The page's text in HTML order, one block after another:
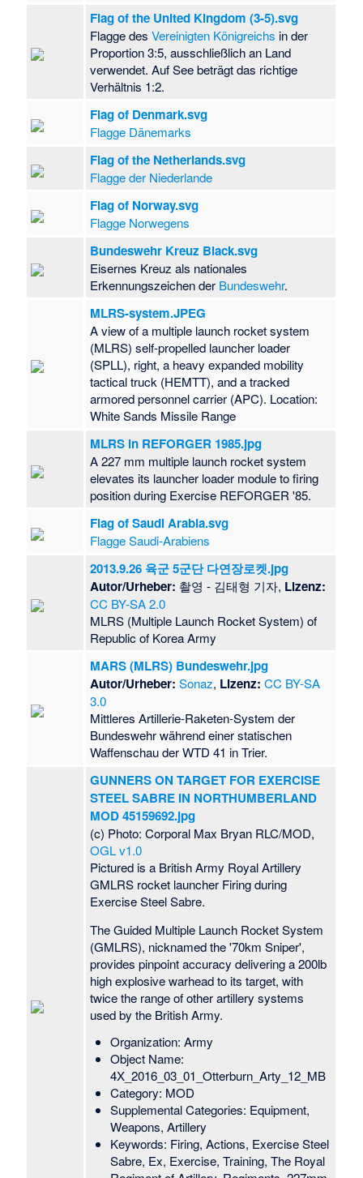
Flag of the United Kingdom (3-5).svg
Flagge desVereinigten Königreichs in der
Proportion 3:5, ausschließlich an Land
verwendet. Auf See beträgt das richtige
Verhältnis 1:2.
Flag of Denmark.svg
Flagge Dänemarks
Flag of the Netherlands.svg
Flagge der Niederlande
Flag of Norway.svg
Flagge Norwegens
Bundeswehr Kreuz Black.svg
Eisernes Kreuz als nationales
Erkennungszeichen der Bundeswehr.
MLRS-system.JPEG
A view of a multiple launch rocket system
(MLRS) self-propelled launcher loader
(SPLL), right, a heavy expanded mobility
tactical truck (HEMTT), and a tracked
armored personnel carrier (APC). Location:
White Sands Missile Range
MLRS in REFORGER 1985.jpg
A 227 mm multiple launch rocket system
elevates its launcher loader module to firing
position during Exercise REFORGER '85.
Flag of Saudi Arabia.svg
Flagge Saudi-Arabiens
2013.9.26 육군 5군단 다연장로켓.jpg
Autor/Urheber: 촬영 - 김태형 기자, Lizenz:
CC BY-SA 2.0
MLRS (Multiple Launch Rocket System) of
Republic of Korea Army
MARS (MLRS) Bundeswehr.jpg
Autor/Urheber: Sonaz, Lizenz: CC BY-SA
3.0
Mittleres Artillerie-Raketen-System der
Bundeswehr während einer statischen
Waffenschau der WTD 41 in Trier.
GUNNERS ON TARGET FOR EXERCISE
STEEL SABRE IN NORTHUMBERLAND
MOD 45159692.jpg
(c) Photo: Corporal Max Bryan RLC/MOD,
OGL v1.0
Pictured is a British Army Royal Artillery
GMLRS rocket launcher Firing during
Exercise Steel Sabre.
The Guided Multiple Launch Rocket System
(GMLRS), nicknamed the '70km Sniper',
provides pinpoint accuracy delivering a 200lb
high explosive warhead to its target, with
twice the range of other artillery systems
used by the British Army.
Organization: Army
Object Name:
4X_2016_03_01_Otterburn_Arty_12_MB
Category: MOD
Supplemental Categories: Equipment,
Weapons, Artillery
Keywords: Firing, Actions, Exercise Steel
Sabre, Ex, Exercise, Training, The Royal